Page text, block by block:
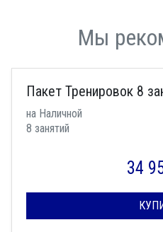
Мы
Пакет Тренировок 8
на Наличной
8 занятий
34